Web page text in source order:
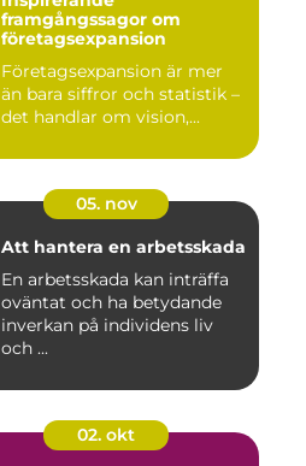
framgångssagor om
företagsexpansion
Företagsexpansion är mer
än bara siffror och statistik –
det handlar om vision,...
05. nov
Att hantera en arbetsskada
En arbetsskada kan inträffa
oväntat och ha betydande
inverkan på individens liv
och ...
02. okt